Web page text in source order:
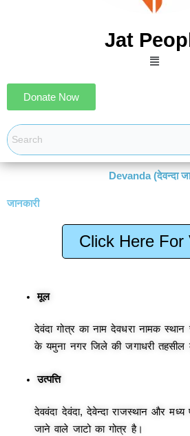
Jat
Menu
Donate Now
Devanda (देवन्दा
जानकारी
Click Here For
मूल
देवंदा गोत्र का नाम देवधरा नामक स्थान
के यमुना नगर जिले की जगाधरी तहसील
उत्पत्ति
देववंदा देवंदा, देवेन्दा राजस्थान और
जाने वाले जाटो का गोत्र है।